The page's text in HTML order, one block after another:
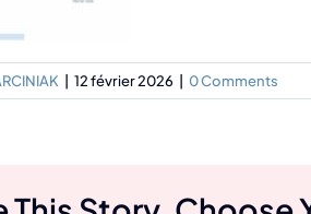
12 février 2026 0 Comments